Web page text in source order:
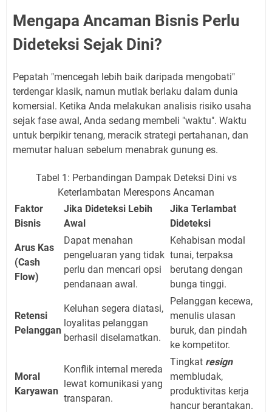
Mengapa Ancaman Bisnis Perlu
Dideteksi Sejak Dini?
Pepatah "mencegah lebih baik daripada mengobati"
terdengar klasik, namun mutlak berlaku dalam dunia
komersial. Ketika Anda melakukan analisis risiko usaha
sejak fase awal, Anda sedang membeli "waktu". Waktu
untuk berpikir tenang, meracik strategi pertahanan, dan
memutar haluan sebelum menabrak gunung es.
Tabel 1: Perbandingan Dampak Deteksi Dini vs
Keterlambatan Merespons Ancaman
Faktor
Bisnis
Jika Dideteksi Lebih
Awal
Jika Terlambat
Dideteksi
Arus Kas
(Cash
Flow)
Dapat menahan
pengeluaran yang tidak
perlu dan mencari opsi
pendanaan awal.
Kehabisan modal
tunai, terpaksa
berutang dengan
bunga tinggi.
Retensi
Pelanggan
Keluhan segera diatasi,
loyalitas pelanggan
berhasil diselamatkan.
Pelanggan kecewa,
menulis ulasan
buruk, dan pindah
ke kompetitor.
Moral
Karyawan
Konflik internal mereda
lewat komunikasi yang
transparan.
Tingkat resign
membludak,
produktivitas kerja
hancur berantakan.